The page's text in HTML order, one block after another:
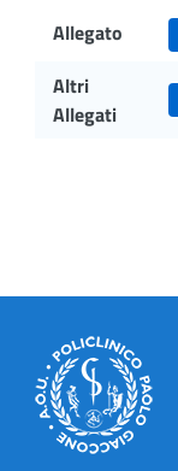
Allegato
Altri
Allegati